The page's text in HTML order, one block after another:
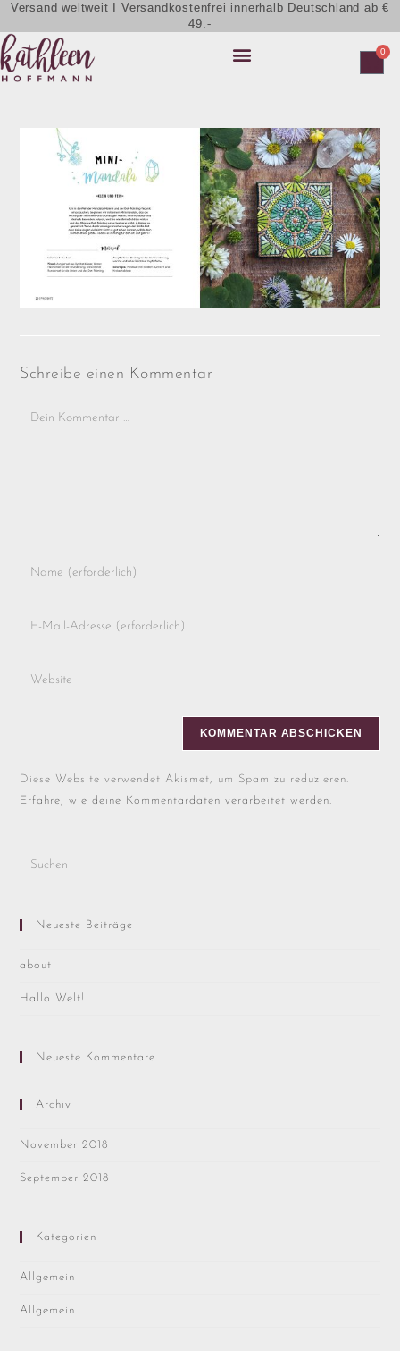
Versand weltweit I Versandkostenfrei innerhalb Deutschland ab €
49.-
0
Schreibe einen Kommentar
Diese Website verwendet Akismet, um Spam zu reduzieren.
Erfahre, wie deine Kommentardaten verarbeitet werden.
Neueste Beiträge
about
Hallo Welt!
Neueste Kommentare
Archiv
November 2018
September 2018
Kategorien
Allgemein
Allgemein